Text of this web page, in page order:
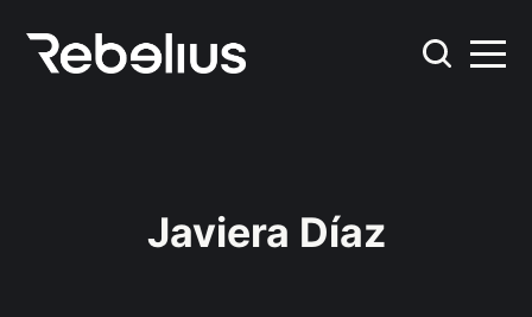
Javiera Díaz